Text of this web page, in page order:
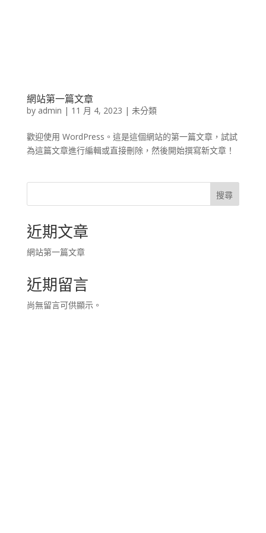
網站第一篇文章
by admin | 11 月 4, 2023 | 未分類
歡迎使用 WordPress。這是這個網站的第一篇文章，試試
為這篇文章進行編輯或直接刪除，然後開始撰寫新文章！
搜尋
近期文章
網站第一篇文章
近期留言
尚無留言可供顯示。